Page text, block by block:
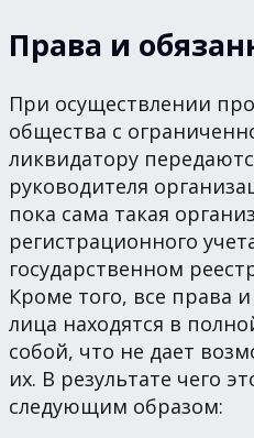
Права и
При осуществлении
общества с
ликвидатору
руководителя
пока сама такая
регистрационного
государственном
Кроме того, все права
лица находятся в
собой, что не дает
их. В результате чего
следующим образом: